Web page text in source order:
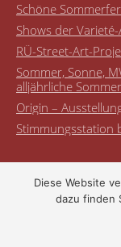
Schöne
Shows der Varieté-
RÜ-Street-Art-
Sommer, Sonne,
alljährliche
Origin –
Stimmungsstation
©
Diese Website
dazu finden